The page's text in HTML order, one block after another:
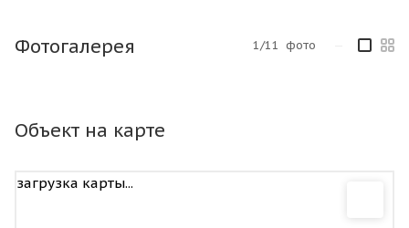
Фотогалерея 1/11 фото
Объект на карте
загрузка карты...